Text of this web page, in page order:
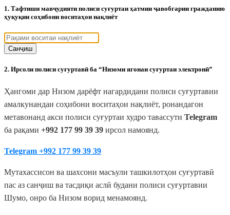
1. Тафтиши мавҷудияти полиси суғуртаи ҳатмии ҷавобгарии гражданию
ҳуқуқии соҳибони воситаҳои нақлиёт
Санҷиш
2. Ирсоли полиси суғуртавӣ ба “Низоми ягонаи суғуртаи электронӣ”
Ҳангоми дар Низом дарёфт нагардидани полиси суғуртавии
амалкунандаи соҳибони воситаҳои нақлиёт, ронандагон
метавонанд акси полиси суғуртаи худро тавассути Telegram
ба рақами +992 177 99 39 39 ирсол намоянд.
Telegram +992 177 99 39 39
Мутахассисон ва шахсони масъули ташкилотҳои суғуртавӣ
пас аз санҷиш ва тасдиқи аслӣ будани полиси суғуртавии
Шумо, онро ба Низом ворид менамоянд.